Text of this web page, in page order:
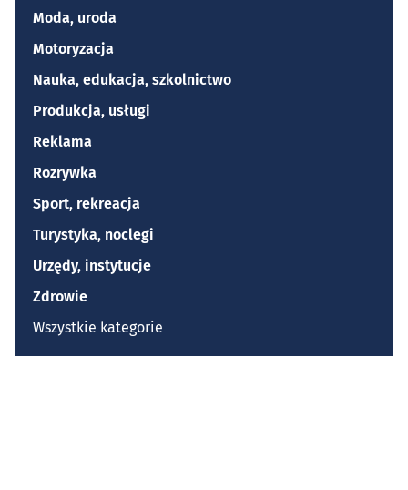
Moda, uroda
Motoryzacja
Nauka, edukacja, szkolnictwo
Produkcja, usługi
Reklama
Rozrywka
Sport, rekreacja
Turystyka, noclegi
Urzędy, instytucje
Zdrowie
Wszystkie kategorie